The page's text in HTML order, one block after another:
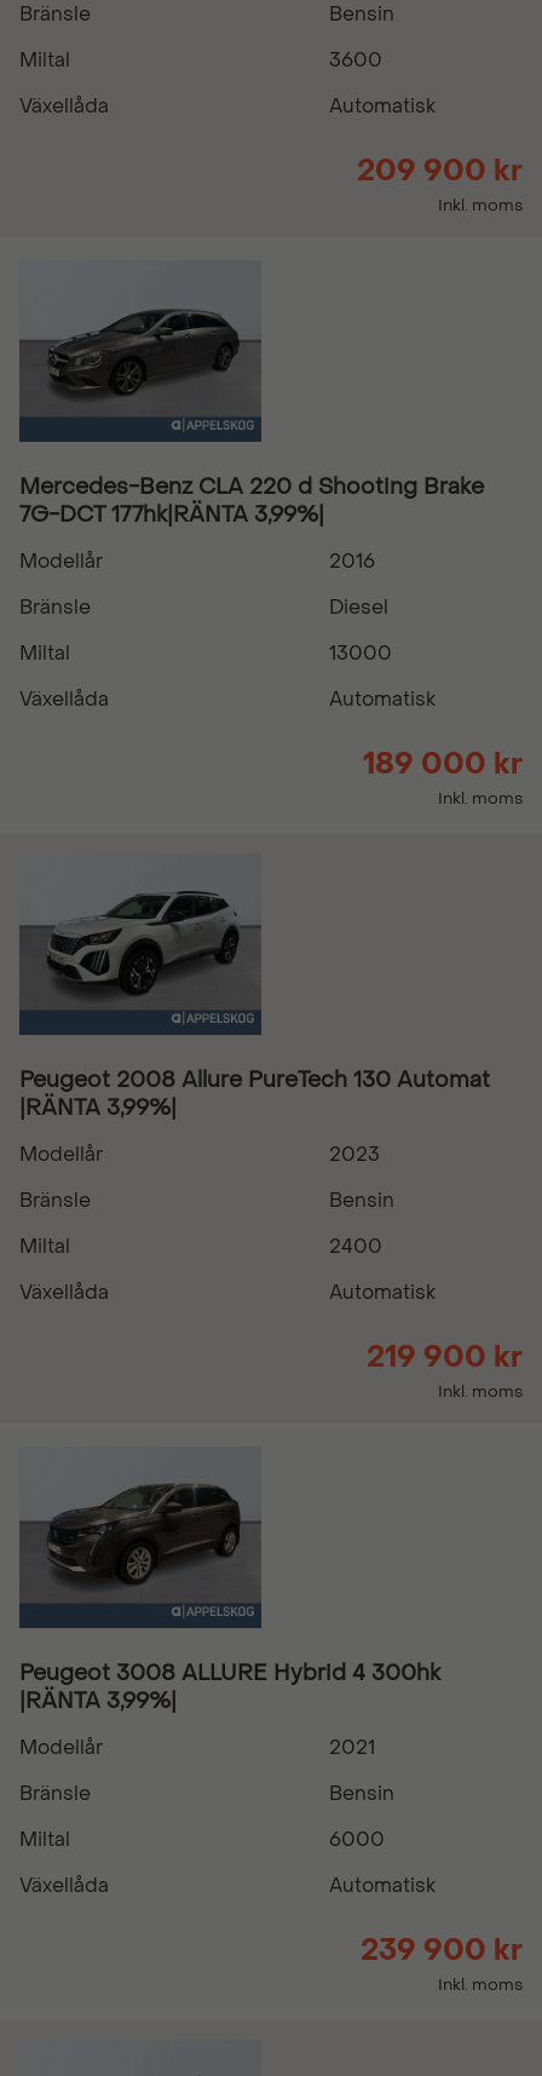
Bränsle
Bensin
Miltal
3600
Växellåda
Automatisk
209 900 kr
Inkl. moms
Mercedes-Benz CLA 220 d Shooting Brake
7G-DCT 177hk|RÄNTA 3,99%|
Modellår
2016
Bränsle
Diesel
Miltal
13000
Växellåda
Automatisk
189 000 kr
Inkl. moms
Peugeot 2008 Allure PureTech 130 Automat
|RÄNTA 3,99%|
Modellår
2023
Bränsle
Bensin
Miltal
2400
Växellåda
Automatisk
219 900 kr
Inkl. moms
Peugeot 3008 ALLURE Hybrid 4 300hk
|RÄNTA 3,99%|
Modellår
2021
Bränsle
Bensin
Miltal
6000
Växellåda
Automatisk
239 900 kr
Inkl. moms